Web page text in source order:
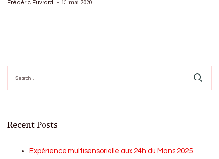
Frédéric Euvrard 15 mai 2020
for:
Recent Posts
Expérience multisensorielle aux 24h du Mans 2025